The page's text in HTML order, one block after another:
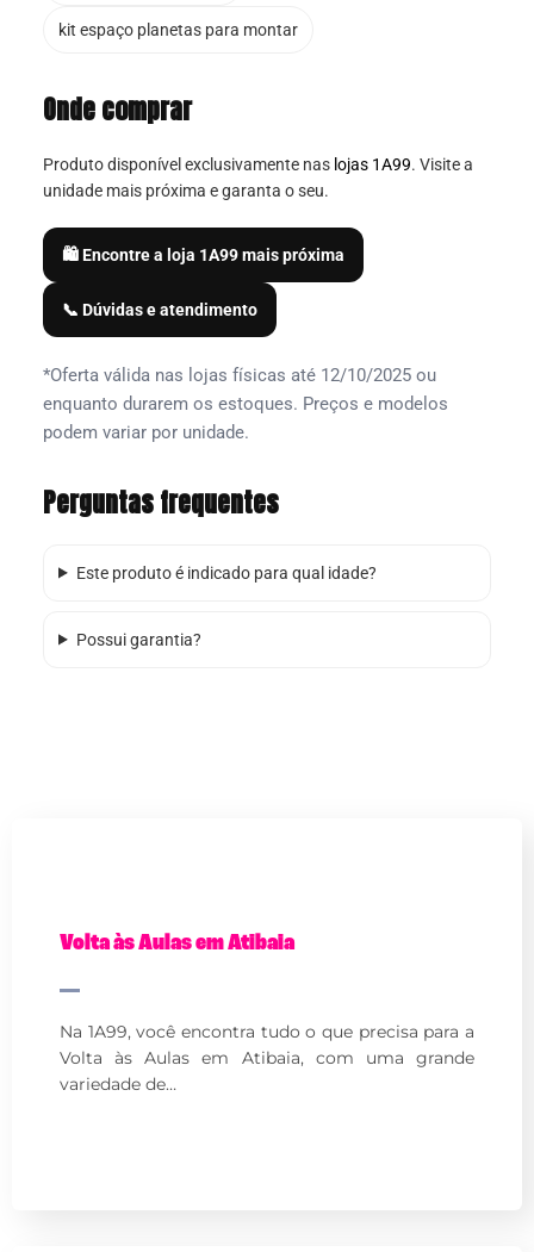
kit espaço planetas para montar
Onde comprar
Produto disponível exclusivamente nas lojas 1A99. Visite a
unidade mais próxima e garanta o seu.
🛍️ Encontre a loja 1A99 mais próxima
📞 Dúvidas e atendimento
*Oferta válida nas lojas físicas até 12/10/2025 ou
enquanto durarem os estoques. Preços e modelos
podem variar por unidade.
Perguntas frequentes
Este produto é indicado para qual idade?
Possui garantia?
Volta às Aulas em Atibaia
Na 1A99, você encontra tudo o que precisa para a
Volta às Aulas em Atibaia, com uma grande
variedade de…